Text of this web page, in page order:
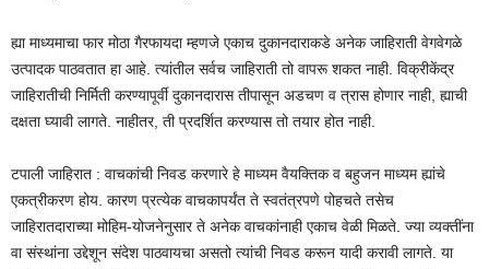
ह्या माध्यमाचा फार मोठा गैरफायदा म्हणजे एकाच दुकानदाराकडे अनेक जाहिराती वेगवेगळे
उत्पादक पाठवतात हा आहे. त्यांतील सर्वच जाहिराती तो वापरू शकत नाही. विक्रीकेंद्र
जाहिरातीची निर्मिती करण्यापूर्वी दुकानदारास तीपासून अडचण व त्रास होणार नाही, ह्याची
दक्षता घ्यावी लागते. नाहीतर, ती प्रदर्शित करण्यास तो तयार होत नाही.
टपाली जाहिरात : वाचकांची निवड करणारे हे माध्यम वैयक्तिक व बहुजन माध्यम ह्यांचे
एकत्रीकरण होय. कारण प्रत्येक वाचकापर्यंत ते स्वतंत्रपणे पोहचते तसेच
जाहिरातदाराच्या मोहिम-योजनेनुसार ते अनेक वाचकांनाही एकाच वेळी मिळते. ज्या व्यक्तींना
वा संस्थांना उद्देशून संदेश पाठवायचा असतो त्यांची निवड करून यादी करावी लागते. या